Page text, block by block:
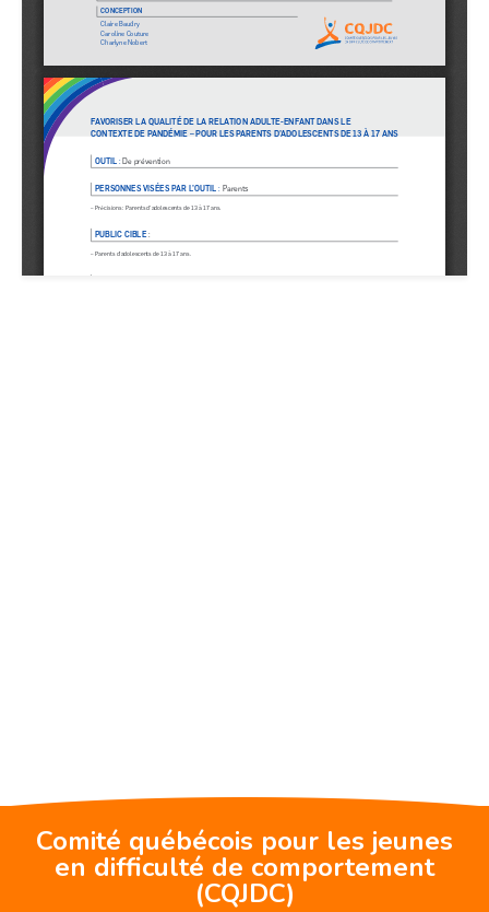
Comité québécois pour les jeunes
en difficulté de comportement
(CQJDC)